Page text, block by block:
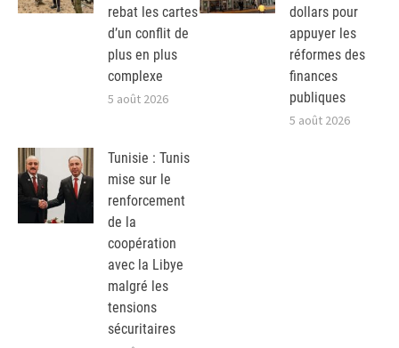
rebat les cartes
d’un conflit de
plus en plus
complexe
5 août 2026
dollars pour
appuyer les
réformes des
finances
publiques
5 août 2026
Tunisie : Tunis
mise sur le
renforcement
de la
coopération
avec la Libye
malgré les
tensions
sécuritaires